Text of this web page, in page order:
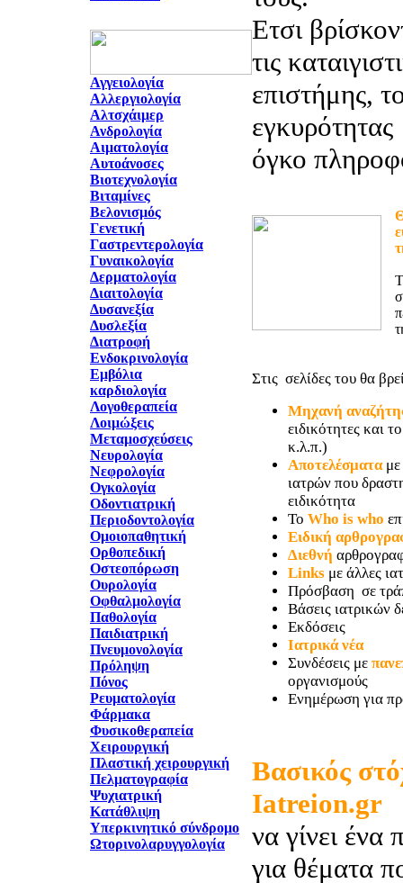
Αγγειολογία
Αλλεργιολογία
Αλτσχάιμερ
Ανδρολογία
Αιματολογία
Αυτοάνοσες
Βιοτεχνολογία
Βιταμίνες
Βελονισμός
Γενετική
Γαστρεντερολογία
Γυναικολογία
Δερματολογία
Διαιτολογία
Δυσανεξία
Δυσλεξία
Διατροφή
Ενδοκρινολογία
Εμβόλια
καρδιολογία
Λογοθεραπεία
Λοιμώξεις
Μεταμοσχεύσεις
Νευρολογία
Νεφρολογία
Ογκολογία
Οδοντιατρική
Περιοδοντολογία
Ομοιοπαθητική
Ορθοπεδική
Οστεοπόρωση
Ουρολογία
Οφθαλμολογία
Παθολογία
Παιδιατρική
Πνευμονολογία
Πρόληψη
Πόνος
Ρευματολογία
Φάρμακα
Φυσικοθεραπεία
Χειρουργική
Πλαστική χειρουργική
Πελματογραφία
Ψυχιατρική
Κατάθλιψη
Υπερκινητικό σύνδρομο
Ωτορινολαρυγγολογία
Ετσι
τις
επιστήμης,
όγκο
Στις σελίδες του θα
Μηχανή
ειδικότητες και
κ.λ.π.)
Αποτελέσματαμε
ιατρών που
ειδικότητα
Το Who is who
Ειδική
Διεθνή
Links με άλλες
Πρόσβαση σε
Βάσεις ιατρικών
Εκδόσεις
Ιατρικά νέα
Συνδέσεις με
οργανισμούς
Ενημέρωση για
Βασικός
Iatreion.gr
να γίνει ένα
για θέματα